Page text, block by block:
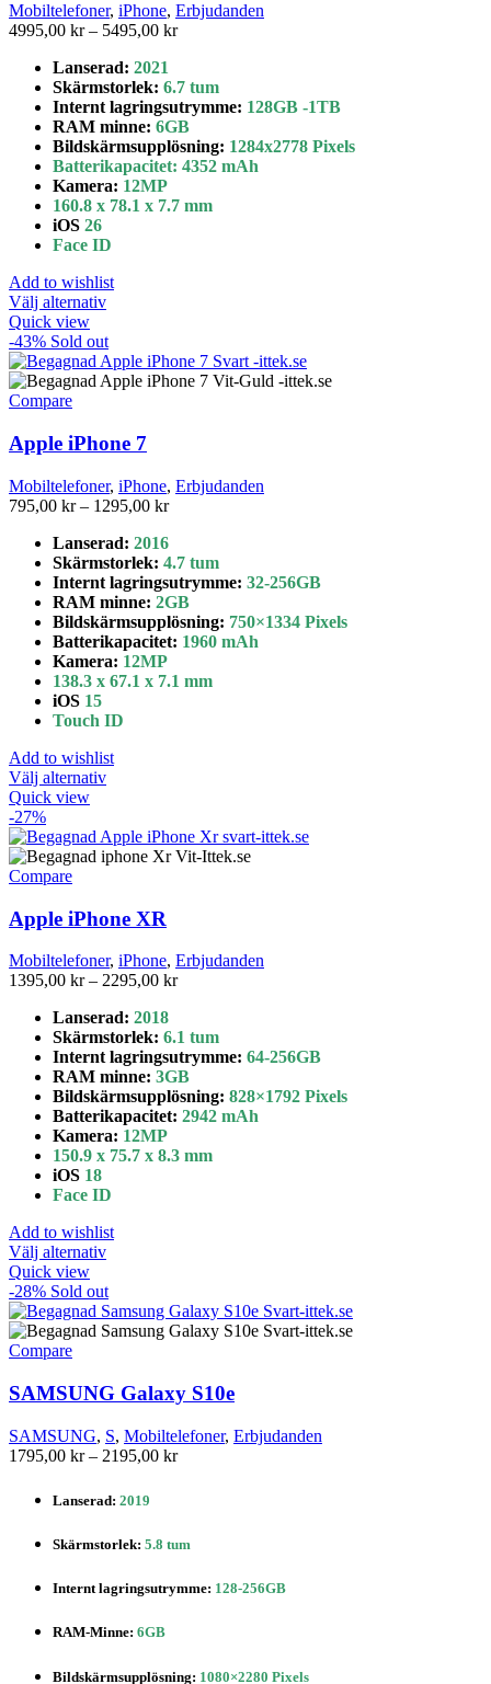
Mobiltelefoner, iPhone, Erbjudanden
4995,00 kr – 5495,00 krPrisintervall:
5495,00 kr
Lanserad: 2021
Skärmstorlek: 6.7 tum
Internt lagringsutrymme: 128GB -1TB
RAM minne: 6GB
Bildskärmsupplösning: 1284x2778 Pixels
Batterikapacitet: 4352 mAh
Kamera: 12MP
160.8 x 78.1 x 7.7 mm
iOS 26
Face ID
Add to wishlist
Välj alternativDen
produkten
har
flera
olika
alternativen
kan
väljas
på
produktsidan
Quick view
-43% Sold out
Compare
Apple iPhone 7
Mobiltelefoner, iPhone, Erbjudanden
795,00 kr – 1295,00 krPrisintervall:
till
1295,00 kr
Lanserad: 2016
Skärmstorlek: 4.7 tum
Internt lagringsutrymme: 32-256GB
RAM minne: 2GB
Bildskärmsupplösning: 750×1334 Pixels
Batterikapacitet: 1960 mAh
Kamera: 12MP
138.3 x 67.1 x 7.1 mm
iOS 15
Touch ID
Add to wishlist
Välj alternativDen
har
flera
olika
alternativen
kan
väljas
produktsidan
Quick view
-27%
Compare
Apple iPhone XR
Mobiltelefoner, iPhone, Erbjudanden
1395,00 kr – 2295,00 krPrisintervall:
2295,00 kr
Lanserad: 2018
Skärmstorlek: 6.1 tum
Internt lagringsutrymme: 64-256GB
RAM minne: 3GB
Bildskärmsupplösning: 828×1792 Pixels
Batterikapacitet: 2942 mAh
Kamera: 12MP
150.9 x 75.7 x 8.3 mm
iOS 18
Face ID
Add to wishlist
Välj alternativDen
produkten
har
flera
olika
alternativen
kan
väljas
på
Quick view
-28% Sold out
Compare
SAMSUNG Galaxy S10e
SAMSUNG, S, Mobiltelefoner, Erbjudanden
1795,00 kr – 2195,00 krPrisintervall:
Lanserad: 2019
Skärmstorlek: 5.8 tum
Internt lagringsutrymme: 128-256GB
RAM-Minne: 6GB
Bildskärmsupplösning: 1080×2280 Pixels